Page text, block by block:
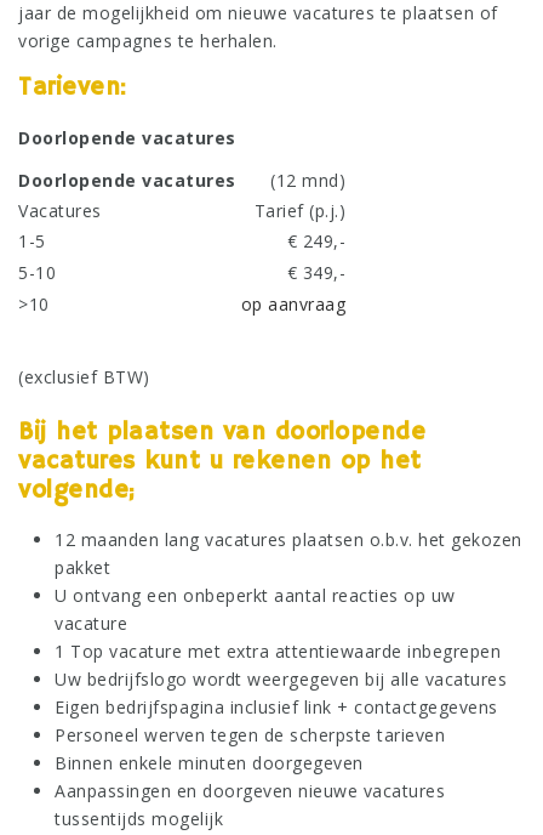
jaar de mogelijkheid om nieuwe vacatures te plaatsen of
vorige campagnes te herhalen.
Tarieven:
Doorlopende vacatures
Doorlopende vacatures
(12 mnd)
Vacatures
Tarief (p.j.)
1-5
€ 249,-
5-10
€ 349,-
>10
op aanvraag
(exclusief BTW)
Bij het plaatsen van doorlopende
vacatures kunt u rekenen op het
volgende;
12 maanden lang vacatures plaatsen o.b.v. het gekozen
pakket
U ontvang een onbeperkt aantal reacties op uw
vacature
1 Top vacature met extra attentiewaarde inbegrepen
Uw bedrijfslogo wordt weergegeven bij alle vacatures
Eigen bedrijfspagina inclusief link + contactgegevens
Personeel werven tegen de scherpste tarieven
Binnen enkele minuten doorgegeven
Aanpassingen en doorgeven nieuwe vacatures
tussentijds mogelijk